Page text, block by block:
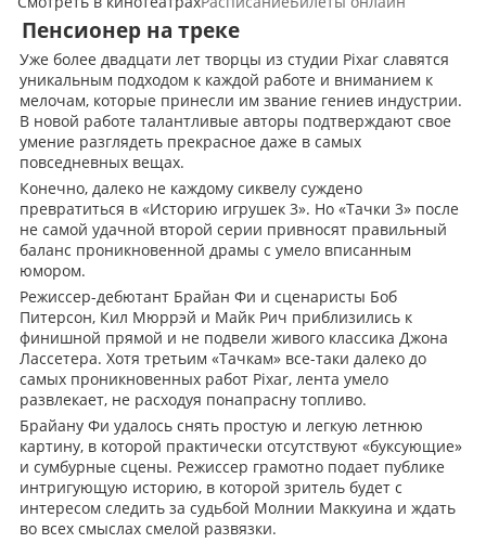
Пенсионер на треке
Уже более двадцати лет творцы из студии Pixar славятся
уникальным подходом к каждой работе и вниманием к
мелочам, которые принесли им звание гениев индустрии.
В новой работе талантливые авторы подтверждают свое
умение разглядеть прекрасное даже в самых
повседневных вещах.
Конечно, далеко не каждому сиквелу суждено
превратиться в «Историю игрушек 3». Но «Тачки 3» после
не самой удачной второй серии привносят правильный
баланс проникновенной драмы с умело вписанным
юмором.
Режиссер-дебютант Брайан Фи и сценаристы Боб
Питерсон, Кил Мюррэй и Майк Рич приблизились к
финишной прямой и не подвели живого классика Джона
Лассетера. Хотя третьим «Тачкам» все-таки далеко до
самых проникновенных работ Pixar, лента умело
развлекает, не расходуя понапрасну топливо.
Брайану Фи удалось снять простую и легкую летнюю
картину, в которой практически отсутствуют «буксующие»
и сумбурные сцены. Режиссер грамотно подает публике
интригующую историю, в которой зритель будет с
интересом следить за судьбой Молнии Маккуина и ждать
во всех смыслах смелой развязки.